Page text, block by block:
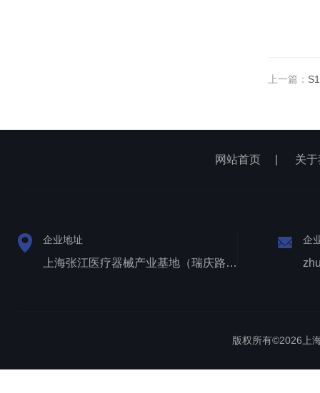
上一篇：
网站首页 关
企业地址
上海张江医疗器械产业基地（瑞庆路528号）
企
版权所有©2026